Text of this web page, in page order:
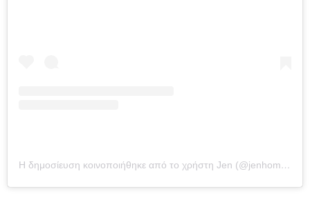
Η δημοσίευση κοινοποιήθηκε από το χρήστη Jen (@jenhome51)